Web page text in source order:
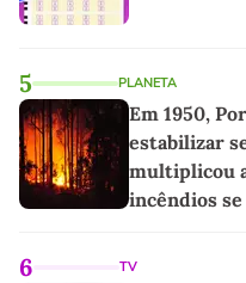
5 PLANETA
Em 1950,
estabilizar
multiplicou
incêndios
6 TV